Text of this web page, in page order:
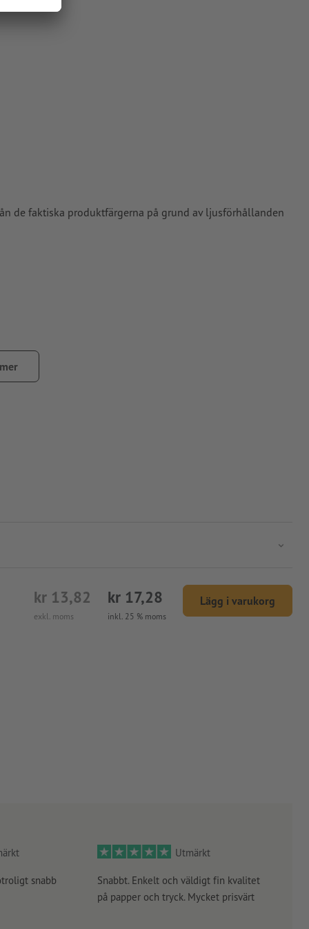
de faktiska produktfärgerna på grund av ljusförhållanden
exkl. moms
kr 13,82
inkl. 25 % moms
kr 17,28 Lägg i varukorg
snabb
Utmärkt
Snabbt. Enkelt och väldigt fin kvalitet
på papper och tryck. Mycket prisvärt